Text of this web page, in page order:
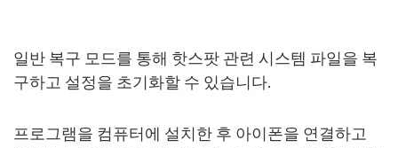
일반 복구 모드를 통해 핫스팟 관련 시스템 파일을 복
구하고 설정을 초기화할 수 있습니다.
프로그램을 컴퓨터에 설치한 후 아이폰을 연결하고